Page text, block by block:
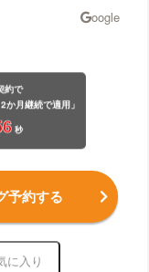
約で
か月継続で適用」
秒
予約する
に入り